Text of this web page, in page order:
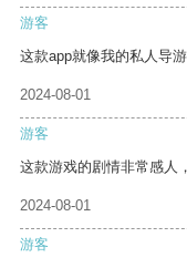
游客
这款app就像我的私人导
2024-08-01
游客
这款游戏的剧情非常感人
2024-08-01
游客